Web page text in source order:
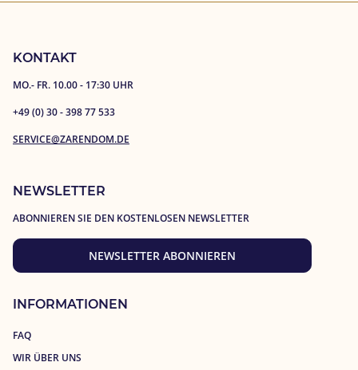
KONTAKT
MO.- FR. 10.00 - 17:30 UHR
+49 (0) 30 - 398 77 533
SERVICE@ZARENDOM.DE
NEWSLETTER
ABONNIEREN SIE DEN KOSTENLOSEN NEWSLETTER
NEWSLETTER ABONNIEREN
INFORMATIONEN
FAQ
WIR ÜBER UNS